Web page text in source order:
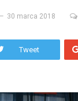
30 marca 2018
Tweet